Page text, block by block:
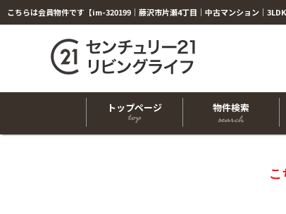
トップページ 物件検索
こ